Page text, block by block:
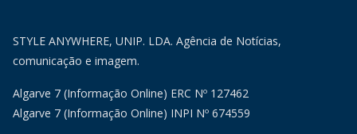
STYLE ANYWHERE, UNIP. LDA. Agência de Notícias,
comunicação e imagem.
Algarve 7 (Informação Online) ERC Nº 127462
Algarve 7 (Informação Online) INPI Nº 674559